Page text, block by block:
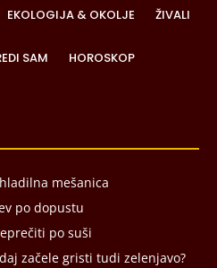
EKOLOGIJA & OKOLJE ŽIVALI
SAM HOROSKOP
mešanica
po dopustu
po suši
začele gristi tudi zelenjavo?